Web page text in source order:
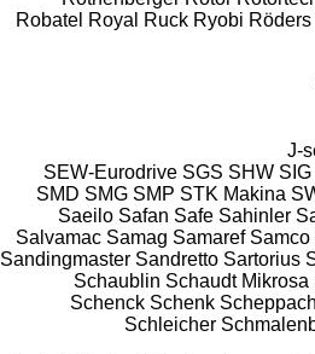
Robatel Royal Ruck Ryobi
J-
SEW-Eurodrive SGS SHW SIG
SMD SMG SMP STK Makina
Saeilo Safan Safe Sahinler
Salvamac Samag Samaref Samco
Sandingmaster Sandretto Sartorius
Schaublin Schaudt Mikrosa
Schenck Schenk Scheppach
Schleicher